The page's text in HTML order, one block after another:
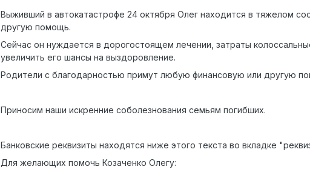
Выживший в автокатастрофе 24 октября Олег находится в тяжелом
другую помощь.
Сейчас он нуждается в дорогостоящем лечении, затраты
увеличить его шансы на выздоровление.
Родители с благодарностью примут любую финансовую или другую
Приносим наши искренние соболезнования семьям погибших.
Банковские реквизиты находятся ниже этого текста во вкладке
Для желающих помочь Козаченко Олегу: